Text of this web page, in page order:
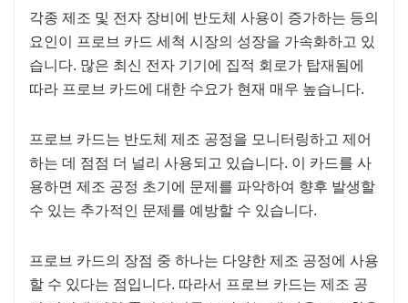
각종 제조 및 전자 장비에 반도체 사용이 증가하는 등의
요인이 프로브 카드 세척 시장의 성장을 가속화하고 있
습니다. 많은 최신 전자 기기에 집적 회로가 탑재됨에
따라 프로브 카드에 대한 수요가 현재 매우 높습니다.
프로브 카드는 반도체 제조 공정을 모니터링하고 제어
하는 ​​데 점점 더 널리 사용되고 있습니다. 이 카드를 사
용하면 제조 공정 초기에 문제를 파악하여 향후 발생할
수 있는 추가적인 문제를 예방할 수 있습니다.
프로브 카드의 장점 중 하나는 다양한 제조 공정에 사용
할 수 있다는 점입니다. 따라서 프로브 카드는 제조 공